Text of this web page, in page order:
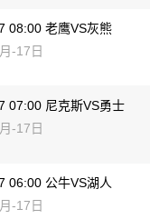
08:00 老鹰VS灰熊
-17日
07:00 尼克斯VS勇士
-17日
06:00 公牛VS湖人
-17日